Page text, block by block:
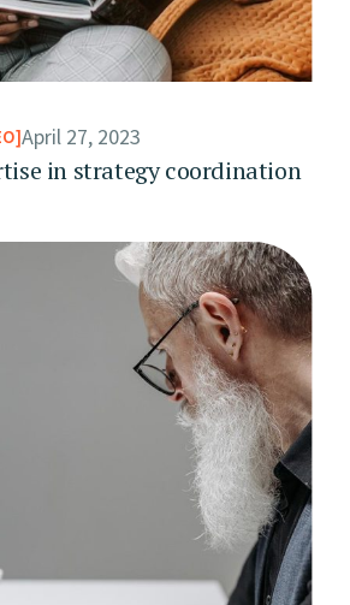
April 27, 2023
in strategy coordination